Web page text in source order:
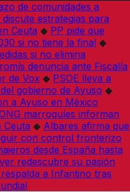
de comunidades a
estrategias para
Ceuta ◆ PP pide que
si no tiene la final ◆
si no elimina
denuncia ante Fiscalía
de Vox ◆ PSOE lleva a
gobierno de Ayuso ◆
a Ayuso en México
marroquíes informan
Ceuta ◆ Albares afirma que
con control fronterizo
desde España hasta
redescubre su pasión
a Infantino tras